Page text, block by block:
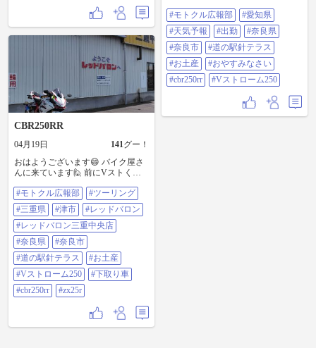
CBR250RR
04月19日 141グー！
おはようございます😄 バイク屋さ
んに来ています🙋 前にVストくん
ました😁 そしたら逆にステッカー
や、お菓子や、缶コーヒーを頂き
ました😊 からの～😆 ニダボくん
は、ニンジャくんの下取り車にな
るので😭 今日でお別れです😢 ＃モ
トクル広報部 ＃ツーリング ＃三重
県 ＃津市 ＃レッドバロン ＃レッド
バロン三重中央店 ＃奈良県 ＃奈良
市 ＃道の駅針テラス ＃お土産 ＃V
ストローム250 ＃下取り車 ＃
cbr250rr ＃zx25r
#モトクル広報部
#ツーリング
#三重県
#津市
#レッドバロン
#レッドバロン三重中央店
#奈良県
#奈良市
#道の駅針テラス
#お土産
#Vストローム250
#下取り車
#cbr250rr
#zx25r
て行こうと思います😆 という事で
仕事なので😞 すぐにじゃないけど
😃 早めに寝ようと思います😊 おや
すみなさい✨😪💤 ＃モトクル広報
部 ＃愛知県 ＃天気予報 ＃出勤 ＃
奈良県 ＃奈良市 ＃道の駅針テラス
＃お土産 ＃おやすみなさい ＃
CBR250RR ＃Vストローム250
#モトクル広報部
#愛知県
#天気予報
#出勤
#奈良県
#奈良市
#道の駅針テラス
#お土産
#おやすみなさい
#cbr250rr
#Vストローム250